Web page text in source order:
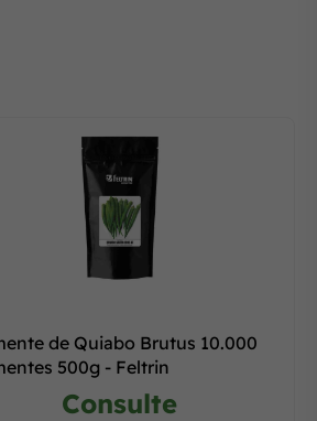
de Quiabo Brutus 10.000
500g - Feltrin
Consulte